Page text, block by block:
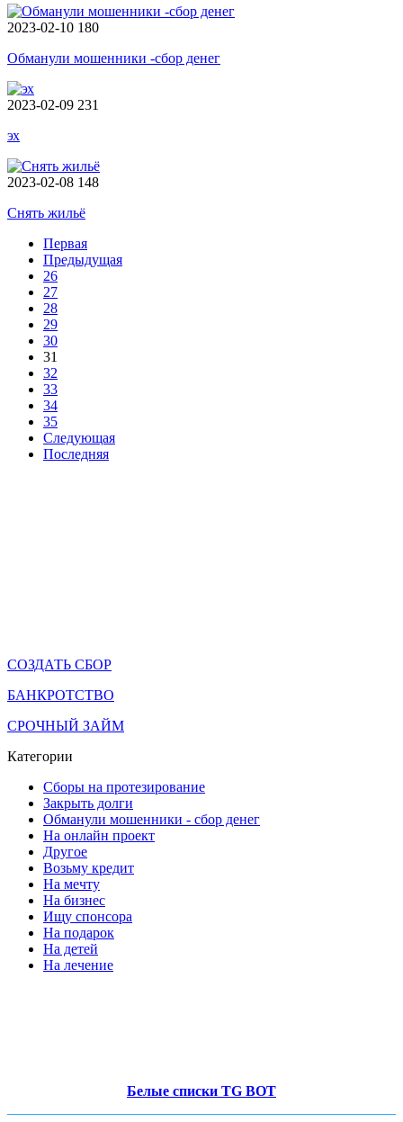
2023-02-10 180
Обманули мошенники -сбор денег
2023-02-09 231
эх
2023-02-08 148
Снять жильё
Первая
Предыдущая
26
27
28
29
30
31
32
33
34
35
Следующая
Последняя
СОЗДАТЬ СБОР
БАНКРОТСТВО
СРОЧНЫЙ ЗАЙМ
Категории
Сборы на протезирование
Закрыть долги
Обманули мошенники - сбор денег
На онлайн проект
Другое
Возьму кредит
На мечту
На бизнес
Ищу спонсора
На подарок
На детей
На лечение
Белые списки TG BOT